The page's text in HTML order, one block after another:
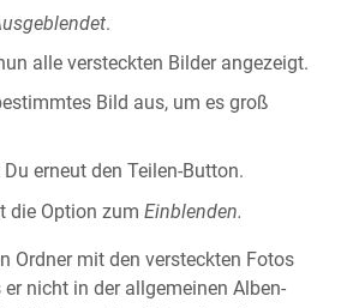
.
alle versteckten Bilder angezeigt.
Bild aus, um es groß
erneut den Teilen-Button.
die Option zumEinblenden.
Ordner mit den versteckten Fotos
nicht in der allgemeinen Alben-